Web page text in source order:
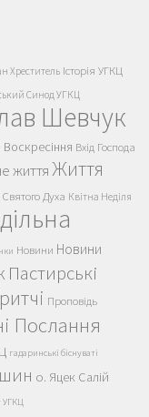
Хреститель Історія УГКЦ
Синод УГКЦ
Шевчук
Воскресіння Вхід Господа
життяЖиття
Духа Квітна Неділя
Новини Новини
Пастирські
Проповідь
Послання
гадаринські біснуваті
о. Яцек Салій
УГКЦ